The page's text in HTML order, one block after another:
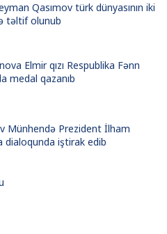
Qasımov türk dünyasının iki
təltif olunub
Elmir qızı Respublika Fənn
medal qazanıb
Münhendə Prezident İlham
dialoqunda iştirak edib